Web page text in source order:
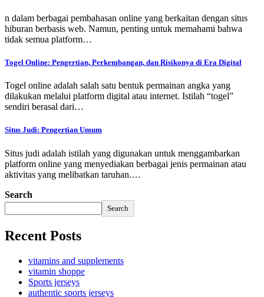
n dalam berbagai pembahasan online yang berkaitan dengan situs
hiburan berbasis web. Namun, penting untuk memahami bahwa
tidak semua platform…
Togel Online: Pengertian, Perkembangan, dan Risikonya di Era Digital
Togel online adalah salah satu bentuk permainan angka yang
dilakukan melalui platform digital atau internet. Istilah “togel”
sendiri berasal dari…
Situs Judi: Pengertian Umum
Situs judi adalah istilah yang digunakan untuk menggambarkan
platform online yang menyediakan berbagai jenis permainan atau
aktivitas yang melibatkan taruhan.…
Search
Search
Recent Posts
vitamins and supplements
vitamin shoppe
Sports jerseys
authentic sports jerseys